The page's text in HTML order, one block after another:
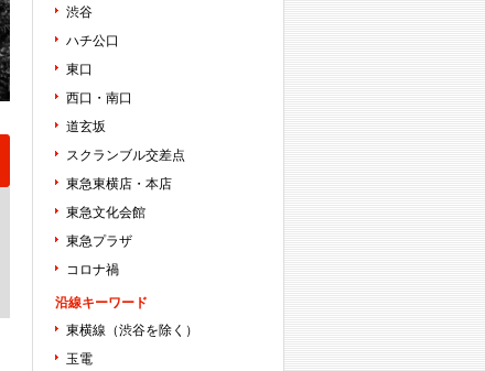
渋谷
ハチ公口
東口
西口・南口
道玄坂
スクランブル交差点
東急東横店・本店
東急文化会館
東急プラザ
コロナ禍
沿線キーワード
東横線（渋谷を除く）
玉電